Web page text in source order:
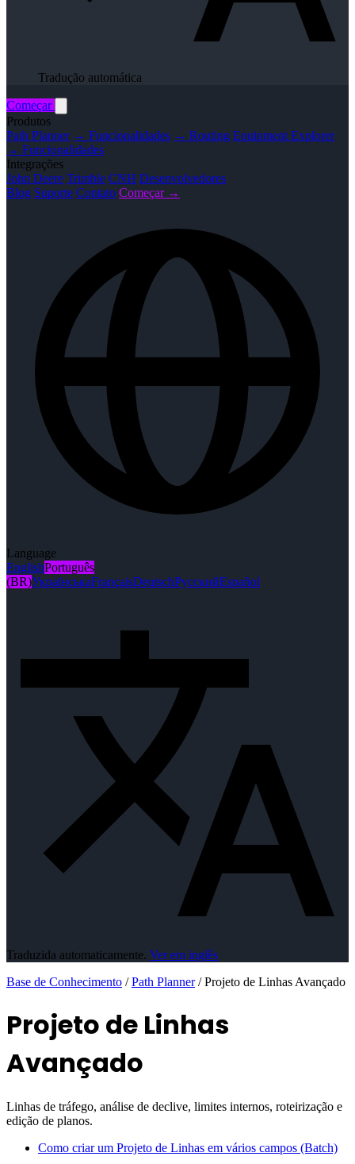
Tradução automática
Começar
Produtos
Path Planner → Funcionalidades → Routing Equipment Explorer
→ Funcionalidades
Integrações
John Deere Trimble CNH Desenvolvedores
Blog Suporte Contato Começar →
Language
EnglishPortuguês
(BR)УкраїнськаFrançaisDeutschРусскийEspañol
Traduzida automaticamente. Ver em inglês
Base de Conhecimento / Path Planner / Projeto de Linhas Avançado
Projeto de Linhas
Avançado
Linhas de tráfego, análise de declive, limites internos, roteirização e
edição de planos.
Como criar um Projeto de Linhas em vários campos (Batch)